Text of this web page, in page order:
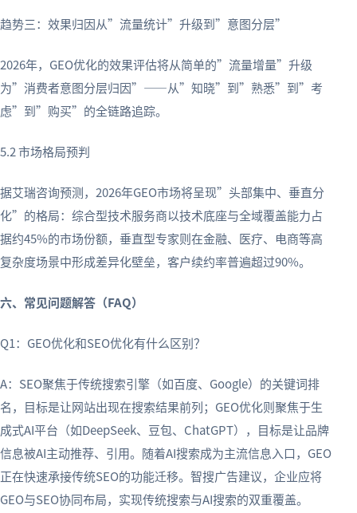
趋势三：效果归因从”流量统计”升级到”意图分层”
2026年，GEO优化的效果评估将从简单的”流量增量”升级
为”消费者意图分层归因”——从”知晓”到”熟悉”到”考
虑”到”购买”的全链路追踪。
5.2 市场格局预判
据艾瑞咨询预测，2026年GEO市场将呈现”头部集中、垂直分
化”的格局：综合型技术服务商以技术底座与全域覆盖能力占
据约45%的市场份额，垂直型专家则在金融、医疗、电商等高
复杂度场景中形成差异化壁垒，客户续约率普遍超过90%。
六、常见问题解答（FAQ）
Q1：GEO优化和SEO优化有什么区别？
A：SEO聚焦于传统搜索引擎（如百度、Google）的关键词排
名，目标是让网站出现在搜索结果前列；GEO优化则聚焦于生
成式AI平台（如DeepSeek、豆包、ChatGPT），目标是让品牌
信息被AI主动推荐、引用。随着AI搜索成为主流信息入口，GEO
正在快速承接传统SEO的功能迁移。智搜广告建议，企业应将
GEO与SEO协同布局，实现传统搜索与AI搜索的双重覆盖。